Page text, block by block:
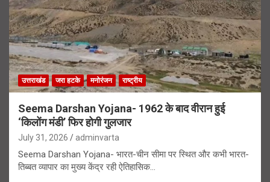
उत्तराखंड जरा हटके मनोरंजन राष्ट्रीय
Seema Darshan Yojana- 1962 के बाद वीरान हुई
‘किलोंग मंडी’ फिर होगी गुलजार
July 31, 2026 adminvarta
Seema Darshan Yojana- भारत-चीन सीमा पर स्थित और कभी भारत-
तिब्बत व्यापार का मुख्य केंद्र रही ऐतिहासिक…